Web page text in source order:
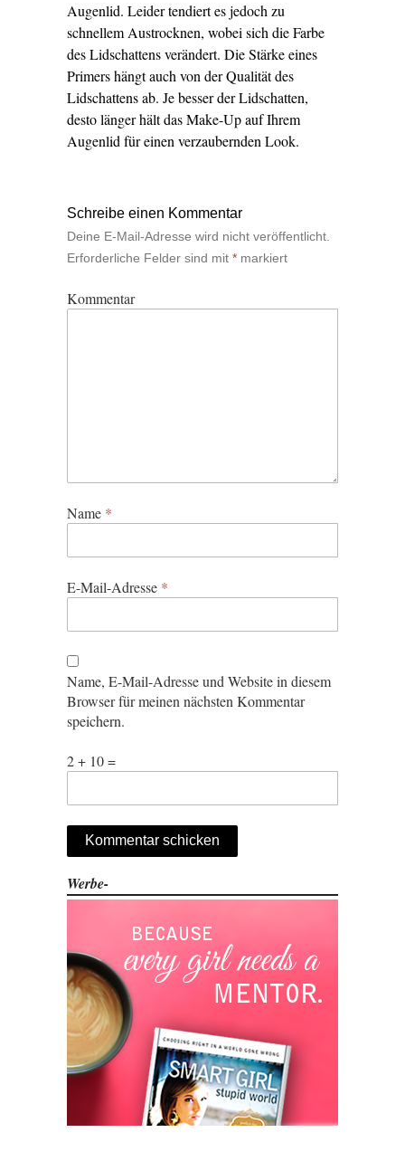
Augenlid. Leider tendiert es jedoch zu
schnellem Austrocknen, wobei sich die Farbe
des Lidschattens verändert. Die Stärke eines
Primers hängt auch von der Qualität des
Lidschattens ab. Je besser der Lidschatten,
desto länger hält das Make-Up auf Ihrem
Augenlid für einen verzaubernden Look.
Schreibe einen Kommentar
Deine E-Mail-Adresse wird nicht veröffentlicht.
Erforderliche Felder sind mit * markiert
Kommentar
Name *
E-Mail-Adresse *
Name, E-Mail-Adresse und Website in diesem
Browser für meinen nächsten Kommentar
speichern.
2 + 10 =
Werbe-